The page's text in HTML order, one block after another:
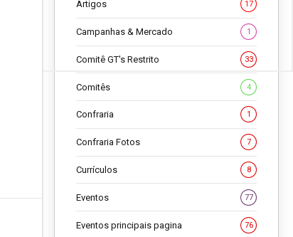
Artigos 17
Campanhas & Mercado 1
Comitê GT's Restrito 33
Comitês 4
Confraria 1
Confraria Fotos 7
Currículos 8
Eventos 77
Eventos principais pagina 76